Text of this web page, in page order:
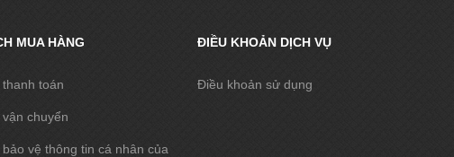
MUA HÀNG
toán
chuyển
vệ thông tin cá nhân của
ĐIỀU KHOẢN DỊCH VỤ
Điều khoản sử dụng